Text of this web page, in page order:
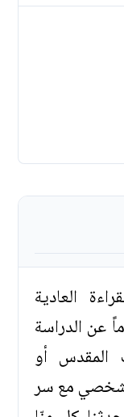
العادية
عن الدراسة
المقدس أو
شخصي مع سر